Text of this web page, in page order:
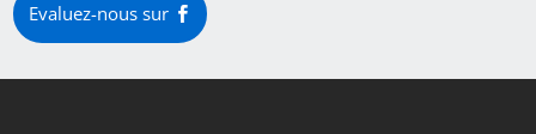
pro et
Evaluez-nous sur